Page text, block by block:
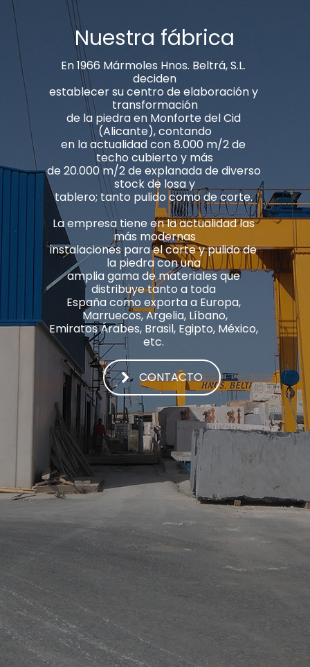
Nuestra fábrica
En 1966 Mármoles Hnos. Beltrá, S.L.
deciden
establecer su centro de elaboración y
transformación
de la piedra en Monforte del Cid
(Alicante), contando
en la actualidad con 8.000 m/2 de
techo cubierto y más
de 20.000 m/2 de explanada de diverso
stock de losa y
tablero; tanto pulido como de corte.
La empresa tiene en la actualidad las
más modernas
instalaciones para el corte y pulido de
la piedra con una
amplia gama de materiales que
distribuye tanto a toda
España como exporta a Europa,
Marruecos, Argelia, Líbano,
Emiratos Árabes, Brasil, Egipto, México,
etc.
CONTACTO